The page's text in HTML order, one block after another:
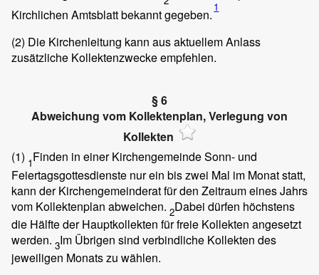
Kirchlichen Amtsblatt bekannt gegeben. 1
(2) Die Kirchenleitung kann aus aktuellem Anlass
zusätzliche Kollektenzwecke empfehlen.
§ 6
Abweichung vom Kollektenplan, Verlegung von
Kollekten
(1) 1Finden in einer Kirchengemeinde Sonn- und
Feiertagsgottesdienste nur ein bis zwei Mal im Monat statt,
kann der Kirchengemeinderat für den Zeitraum eines Jahrs
vom Kollektenplan abweichen. 2Dabei dürfen höchstens
die Hälfte der Hauptkollekten für freie Kollekten angesetzt
werden. 3Im Übrigen sind verbindliche Kollekten des
jeweiligen Monats zu wählen.